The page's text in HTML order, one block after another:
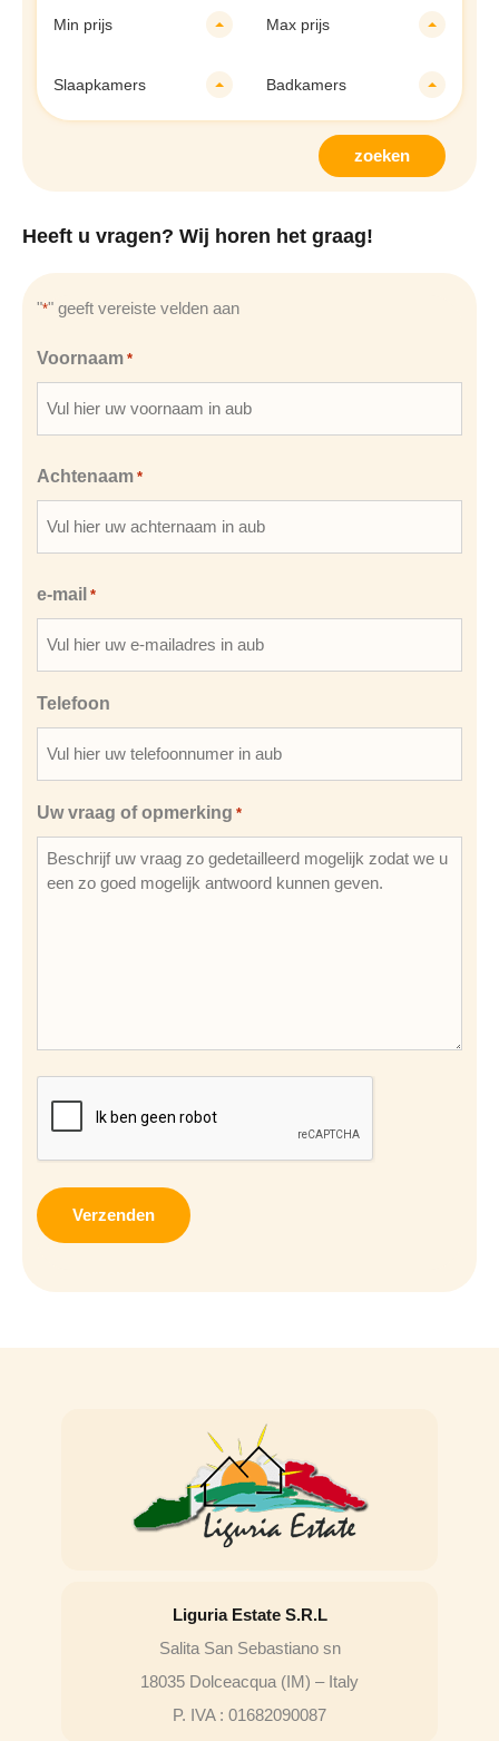
Min prijs Max prijs
Slaapkamers Badkamers
zoeken
Heeft u vragen? Wij horen het graag!
"*" geeft vereiste velden aan
Voornaam *
Achtenaam *
e-mail *
Telefoon
Uw vraag of opmerking *
Liguria Estate S.R.L
Salita San Sebastiano sn
18035 Dolceacqua (IM) – Italy
P. IVA : 01682090087